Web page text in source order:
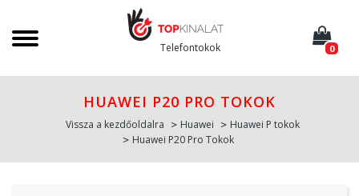
Telefontokok 0
HUAWEI P20 PRO TOKOK
Vissza a kezdőoldalra Huawei
Huawei P tokok
Huawei P20 Pro Tokok